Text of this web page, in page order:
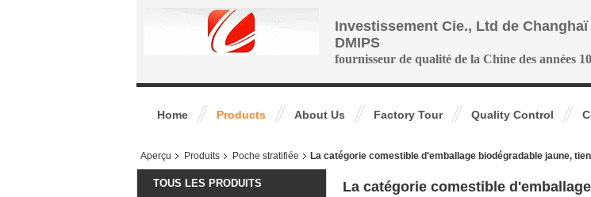
Investissement Cie., Ltd de Changhaï
DMIPS
fournisseur de qualité de la Chine des années
Home Products About Us Factory Tour Quality Control
Aperçu Produits Poche stratifiée La catégorie comestible d'emballage biodégradable jaune,
TOUS LES PRODUITS
La catégorie comestible